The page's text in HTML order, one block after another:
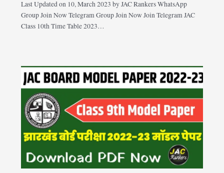
Last Updated on 10, March 2023 by JAC Rankers WhatsApp
Group Join Now Telegram Group Join Now Join Telegram JAC
Class 10th Time Table 2023…